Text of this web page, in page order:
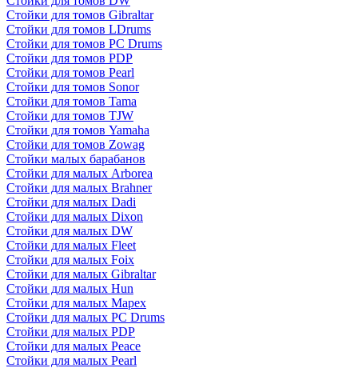
Стойки для томов Gibraltar
Стойки для томов LDrums
Стойки для томов PC Drums
Стойки для томов PDP
Стойки для томов Pearl
Стойки для томов Sonor
Стойки для томов Tama
Стойки для томов TJW
Стойки для томов Yamaha
Стойки для томов Zowag
Стойки малых барабанов
Стойки для малых Arborea
Стойки для малых Brahner
Стойки для малых Dadi
Стойки для малых Dixon
Стойки для малых DW
Стойки для малых Fleet
Стойки для малых Foix
Стойки для малых Gibraltar
Стойки для малых Hun
Стойки для малых Mapex
Стойки для малых PC Drums
Стойки для малых PDP
Стойки для малых Peace
Стойки для малых Pearl